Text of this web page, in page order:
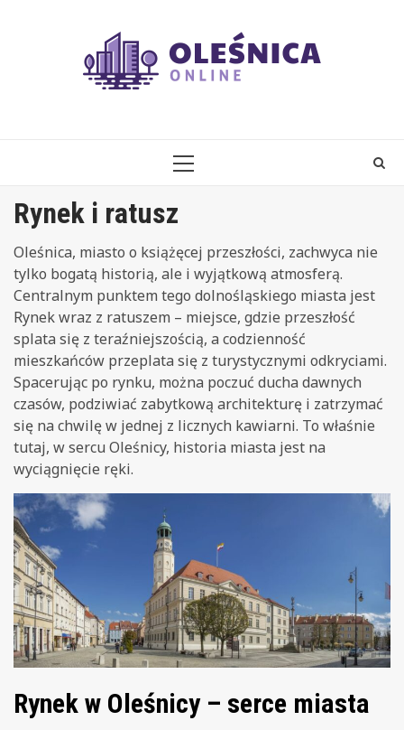
PRIMARY
Rynek i ratusz
Oleśnica, miasto o książęcej przeszłości, zachwyca nie
tylko bogatą historią, ale i wyjątkową atmosferą.
Centralnym punktem tego dolnośląskiego miasta jest
Rynek wraz z ratuszem – miejsce, gdzie przeszłość
splata się z teraźniejszością, a codzienność
mieszkańców przeplata się z turystycznymi odkryciami.
Spacerując po rynku, można poczuć ducha dawnych
czasów, podziwiać zabytkową architekturę i zatrzymać
się na chwilę w jednej z licznych kawiarni. To właśnie
tutaj, w sercu Oleśnicy, historia miasta jest na
wyciągnięcie ręki.
Rynek w Oleśnicy – serce miasta